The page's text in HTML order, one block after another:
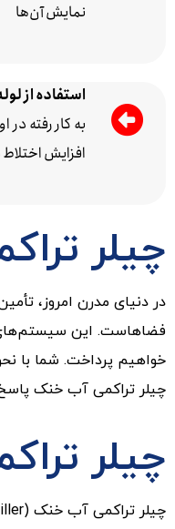
نمایش آن‌ها
استفاده از
به کار رفته
افزایش
چیلر
در دنیای مدرن امروز،
فضاهاست. این سیستم‌های
خواهیم پرداخت. شما با
چیلر تراکمی آب خنک
چیلر